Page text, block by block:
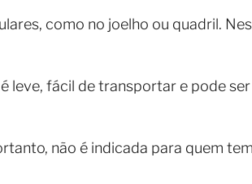
como no joelho ou quadril.
leve, fácil de transportar e pode
não é indicada para quem